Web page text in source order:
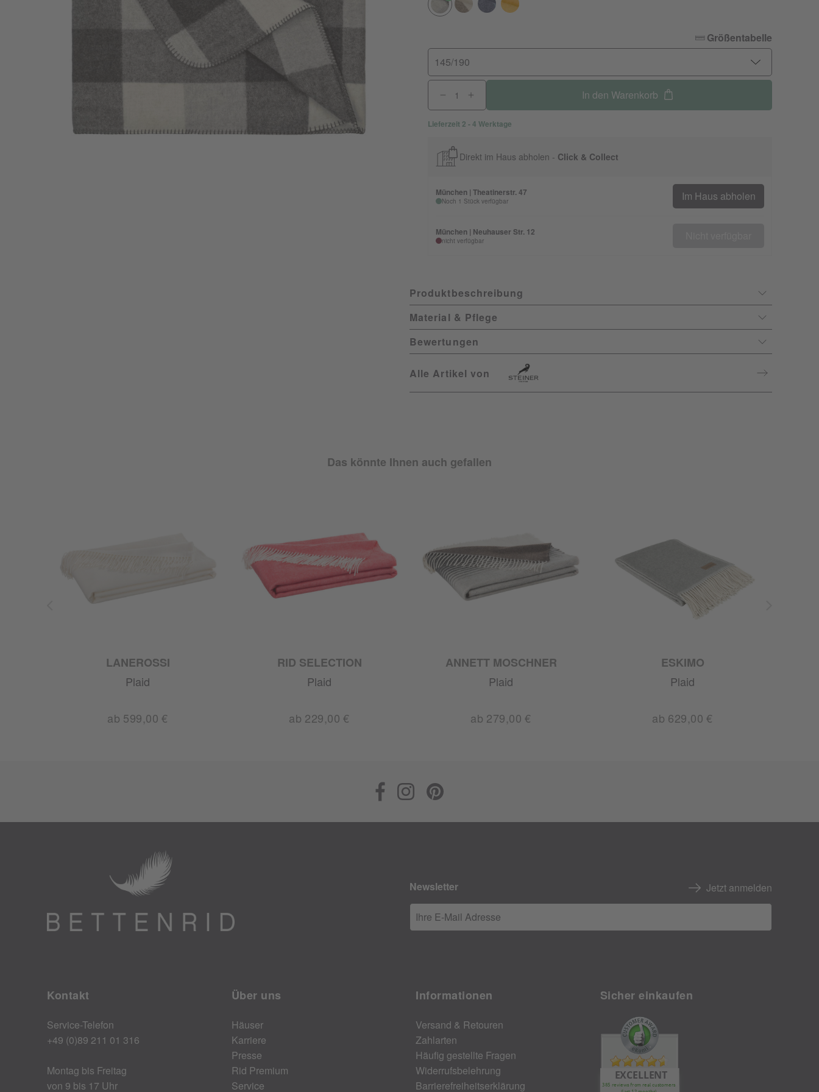
Größentabelle
145/190
In den Warenkorb
Lieferzeit 2 - 4 Werktage
Direkt im Haus abholen - Click & Collect
München | Theatinerstr. 47
Noch 1 Stück verfügbar Im Haus abholen
München | Neuhauser Str. 12
nicht verfügbar
Produktbeschreibung
Material & Pflege
Bewertungen
Alle Artikel von
Das könnte Ihnen auch gefallen
LANEROSSI
Plaid
ab 599,00 €
RID SELECTION
Plaid
ab 229,00 €
ANNETT MOSCHNER
Plaid
ab 279,00 €
ESKIMO
Plaid
ab 629,00 €
Newsletter Jetzt anmelden
Ihre E-Mail Adresse
Kontakt
Service-Telefon
+49 (0)89 211 01 316
Montag bis Freitag
von 9 bis 17 Uhr
Über uns
Häuser
Karriere
Presse
Rid Premium
Service
Informationen
Versand & Retouren
Zahlarten
Häufig gestellte Fragen
Widerrufsbelehrung
Barrierefreiheitserklärung
Sicher einkaufen
EXCELLENT
385 reviews from real customers